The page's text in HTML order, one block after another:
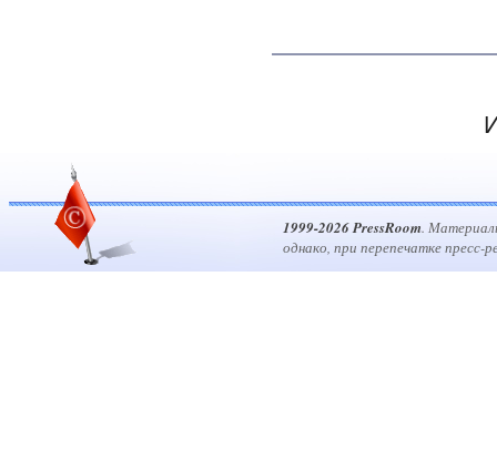
1999-2026 PressRoom.
однако, при перепечатке пресс-